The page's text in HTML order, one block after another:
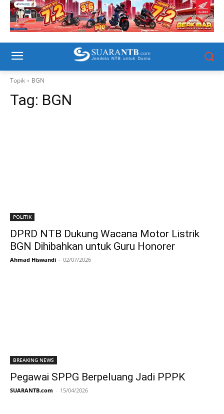
Topik BGN
Tag: BGN
POLITIK
DPRD NTB Dukung Wacana Motor Listrik
BGN Dihibahkan untuk Guru Honorer
Ahmad Hiswandi - 02/07/2026
BREAKING NEWS
Pegawai SPPG Berpeluang Jadi PPPK
SUARANTB.com - 15/04/2026